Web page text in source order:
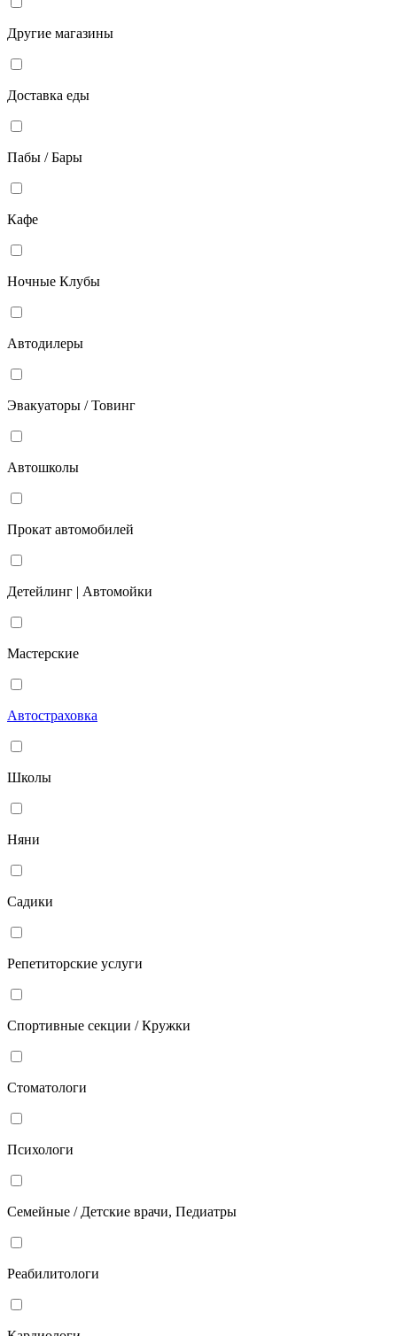
Другие магазины
Доставка еды
Пабы / Бары
Кафе
Ночные Клубы
Автодилеры
Эвакуаторы / Товинг
Автошколы
Прокат автомобилей
Детейлинг | Автомойки
Мастерские
Автостраховка
Школы
Няни
Садики
Репетиторские услуги
Спортивные секции / Кружки
Стоматологи
Психологи
Семейные / Детские врачи, Педиатры
Реабилитологи